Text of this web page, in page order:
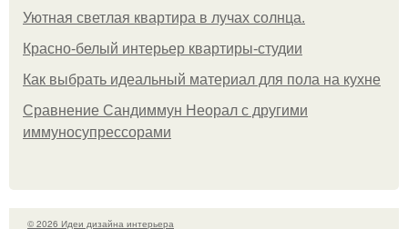
Уютная светлая квартира в лучах солнца.
Красно-белый интерьер квартиры-студии
Как выбрать идеальный материал для пола на кухне
Сравнение Сандиммун Неорал с другими
иммуносупрессорами
© 2026 Идеи дизайна интерьера